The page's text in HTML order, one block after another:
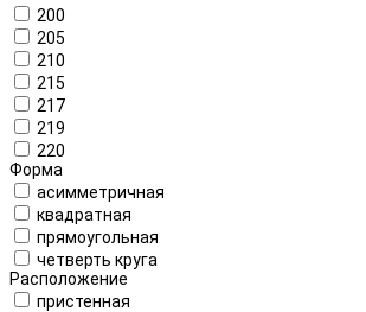
200
205
210
215
217
219
220
Форма
асимметричная
квадратная
прямоугольная
четверть круга
Расположение
пристенная